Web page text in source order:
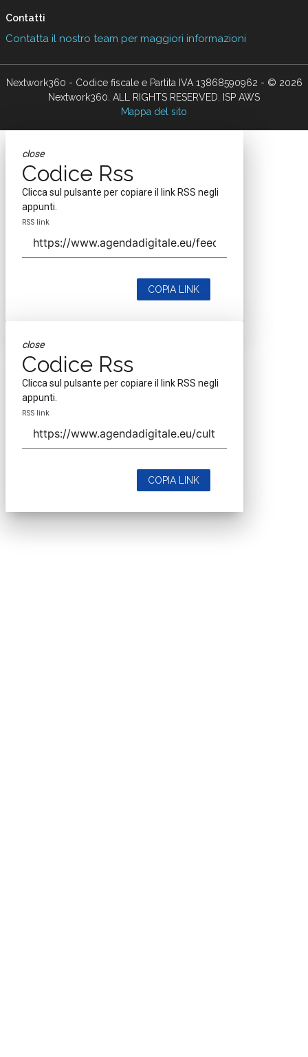
Contatti
Contatta il nostro team per maggiori informazioni
Nextwork360 - Codice fiscale e Partita IVA 13868590962 - © 2026
Nextwork360. ALL RIGHTS RESERVED. ISP AWS
Mappa del sito
close
Codice Rss
Clicca sul pulsante per copiare il link RSS negli
appunti.
RSS link
COPIA LINK
close
Codice Rss
Clicca sul pulsante per copiare il link RSS negli
appunti.
RSS link
COPIA LINK